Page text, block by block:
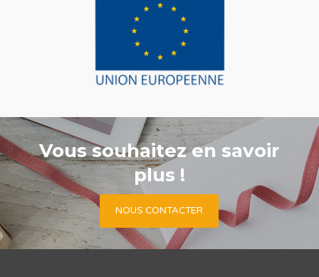
Vous souhaitez en savoir
plus !
NOUS CONTACTER